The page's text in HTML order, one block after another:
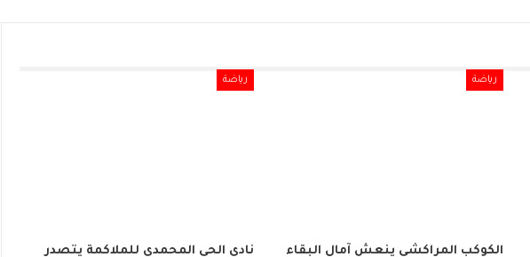
رياضة
الكوكب المراكشي ينعش آمال البقاء
رياضة
نادي الحي المحمدي للملاكمة يتصدر